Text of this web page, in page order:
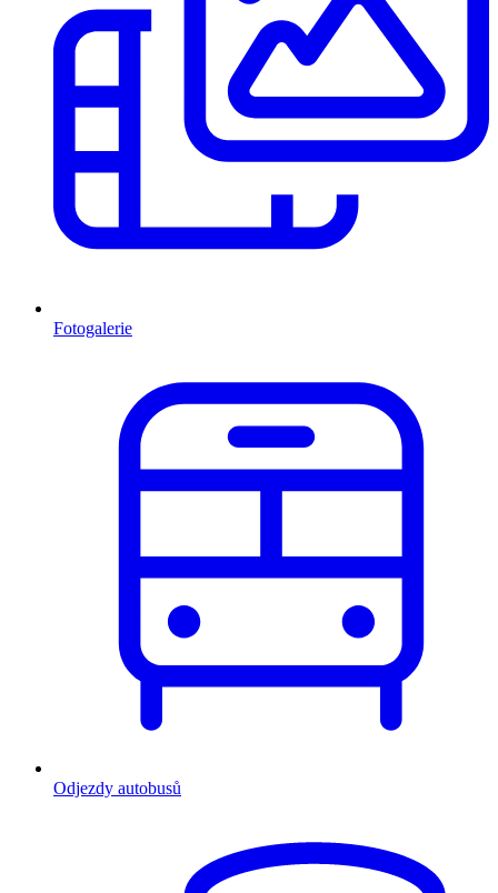
Fotogalerie
Odjezdy autobusů